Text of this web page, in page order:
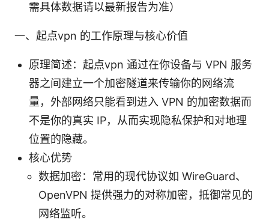
需具体数据请以最新报告为准）
一、起点vpn 的工作原理与核心价值
原理简述：起点vpn 通过在你设备与 VPN 服务
器之间建立一个加密隧道来传输你的网络流
量，外部网络只能看到进入 VPN 的加密数据而
不是你的真实 IP，从而实现隐私保护和对地理
位置的隐藏。
核心优势
数据加密：常用的现代协议如 WireGuard、
OpenVPN 提供强力的对称加密，抵御常见的
网络监听。